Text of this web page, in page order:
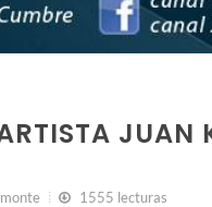
JUAN
1555 lecturas